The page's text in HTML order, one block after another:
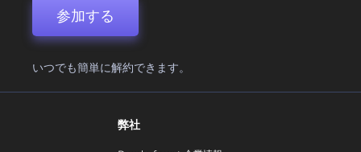
参加する
いつでも簡単に解約できます。
弊社